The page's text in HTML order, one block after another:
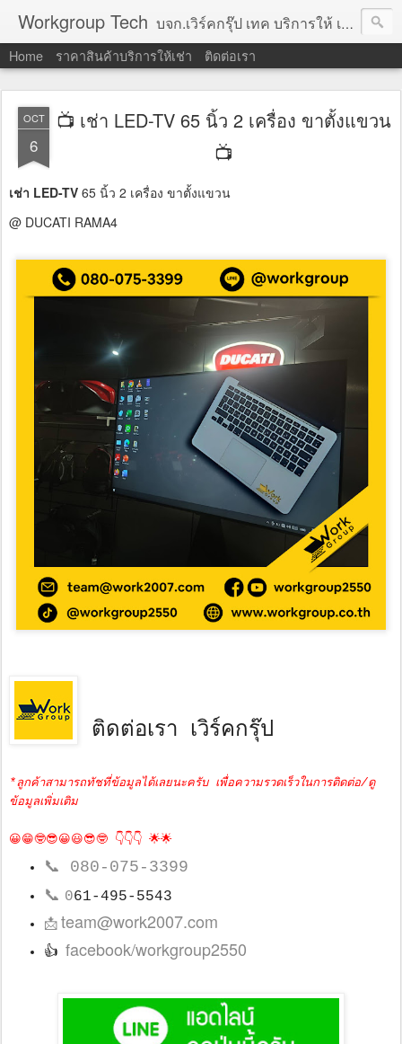
Workgroup Tech บจก.เวิร์คกรุ๊ป เทค บริการให้ เช่าคอมพิวเตอร์ โน้ตบุ๊ค โปรเจคเตอร์ ทีวีจอแบน จอทัชสกรีน ตู้คีออส วีดีโอวอล และอุปกรณ์อื่น ๆ บริการให้เช่าเป็น รายวัน
Home ราคาสินค้าบริการให้เช่า ติดต่อเรา
OCT
6
📺 เช่า LED-TV 65 นิ้ว 2 เครื่อง ขาตั้งแขวน
📺
เช่า LED-TV 65 นิ้ว 2 เครื่อง ขาตั้งแขวน
@ DUCATI RAMA4
ติดต่อเรา เวิร์คกรุ๊ป
*ลูกค้าสามารถทัชที่ข้อมูลได้เลยนะครับ เพื่อความรวดเร็วในการติดต่อ/ดู
ข้อมูลเพิ่มเติม
😀😁🤓😎😀😃😎🤓 👇👇👇 🌟🌟
📞 080-075-3399
📞 061-495-5543
📩team@work2007.com
👍 facebook/workgroup2550